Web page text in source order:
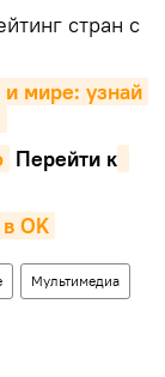
стран с
и мире: узнай
Перейти к
OK
Мультимедиа